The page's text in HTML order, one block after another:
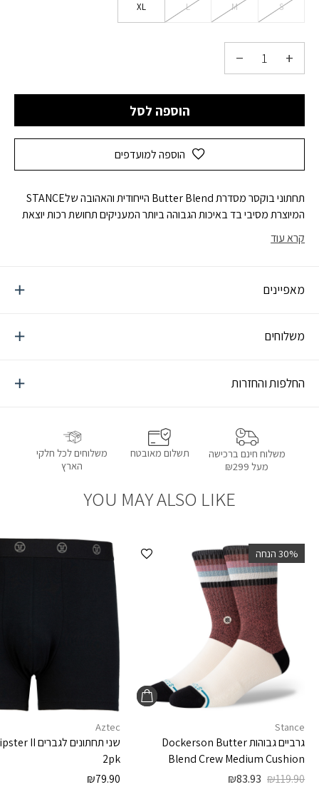
S
M
L
XL
הוספה לסל
הוספה למועדפים
תחתוני בוקסר מסדרת Butter Blend הייחודית והאהובה שלSTANCE
המיוצרת מסיבי בד באיכות הגבוהה ביותר המעניקים תחושת רכות יוצאת
מרבית ועמידות ממושכת. שילוב של עיצוב עמיד ונושם לתמיכה
טכנולוגיית Feather-Seam למניעת גירויים בעור ע”י תפרים רכים שאינם
גדולה יותר להתאמה מושלמת.
קרא עוד
מאפיינים
משלוחים
החלפות והחזרות
משלוח חינם ברכישה
מעל ₪299
תשלום מאובטח
משלוחים לכל חלקי
הארץ
YOU MAY ALSO LIKE
הוספה למועדפים ‫30% הנחה
Stance
גרביים גבוהותDockerson Butter
Blend Crew Medium Cushion
₪119.90
₪83.93
Aztec
שני תחתונים לגבריםII
2pk
₪79.90